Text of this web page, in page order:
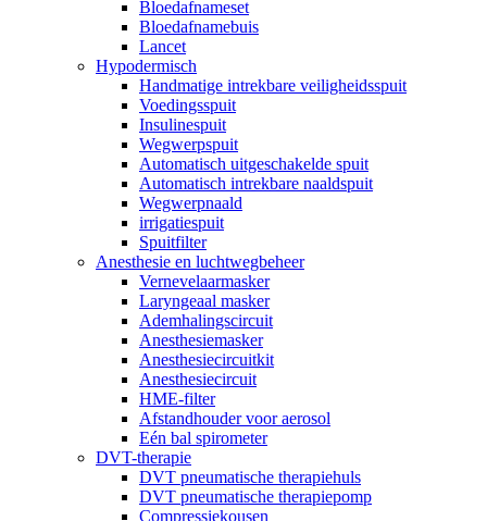
Bloedafnameset
Bloedafnamebuis
Lancet
Hypodermisch
Handmatige intrekbare veiligheidsspuit
Voedingsspuit
Insulinespuit
Wegwerpspuit
Automatisch uitgeschakelde spuit
Automatisch intrekbare naaldspuit
Wegwerpnaald
irrigatiespuit
Spuitfilter
Anesthesie en luchtwegbeheer
Vernevelaarmasker
Laryngeaal masker
Ademhalingscircuit
Anesthesiemasker
Anesthesiecircuitkit
Anesthesiecircuit
HME-filter
Afstandhouder voor aerosol
Eén bal spirometer
DVT-therapie
DVT pneumatische therapiehuls
DVT pneumatische therapiepomp
Compressiekousen